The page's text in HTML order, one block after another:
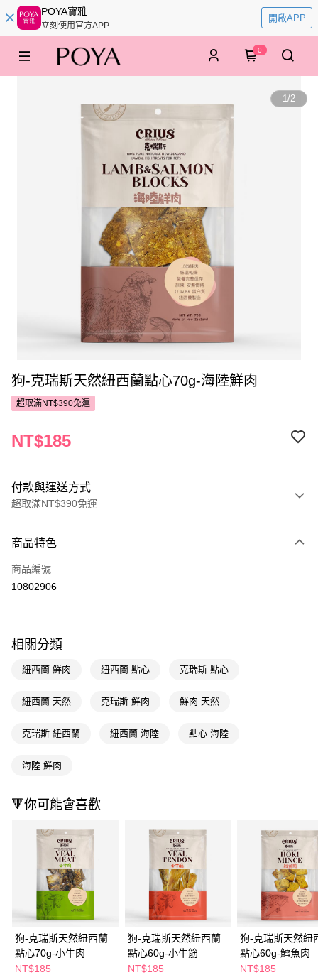
POYA寶雅
立刻使用官方APP
開啟APP
0
1/2
狗-克瑞斯天然紐西蘭點心70g-海陸鮮肉
超取滿NT$390免運
NT$185
付款與運送方式
超取滿NT$390免運
POYA支付
信用卡一次付款
悠遊付
Google Pay
AFTEE先享後付
AFTEE先享後付是「在收到商品之後才付款」的支付方式。 讓您購物簡單
１．簡單：不需註冊會員、不需綁卡、不需儲值。
２．便利：只要手機號碼，簡訊認證，即可結帳。
３．安心：先確認商品／服務後，再付款。
【「AFTEE先享後付」結帳流程】
１．於結帳方式選擇「AFTEE先享後付」後，將跳轉至「AFTEE先享後付」
結帳頁面，進行簡訊認證並確認金額後，即可完成結帳。
２．訂單成立數日內，您將收到繳費通知簡訊。
３．收到繳費通知簡訊後14天內，點擊此簡訊中的連結，可透過四大超商／
ATM／網路銀行／等多元方式進行付款，方視為交易完成。
※ 請注意：結帳手續完成當下不需立刻繳費，但若您需要取消訂單，請聯絡
購買商品的店家。未經商家同意取消之訂單仍視為有效，需透過AFTEE先享
即享券
運送方式
全家取貨付款
每筆NT$65，滿NT$390(含以上)免運費
付款後全家取貨
萊爾富取貨付款
每筆NT$65，滿NT$490(含以上)免運費
商品特色
商品編號
10802906
相關分類
紐西蘭 鮮肉 紐西蘭 點心 克瑞斯 點心
紐西蘭 天然 克瑞斯 鮮肉 鮮肉 天然
克瑞斯 紐西蘭 紐西蘭 海陸 點心 海陸
海陸 鮮肉
🔻你可能會喜歡
狗-克瑞斯天然紐西蘭
點心70g-小牛肉
NT$185
狗-克瑞斯天然紐西蘭
點心60g-小牛筋
NT$185
狗-克瑞斯天然紐
點心60g-鱈魚肉
NT$185